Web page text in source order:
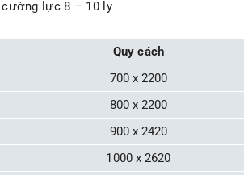
cường lực 8 – 10 ly
Quy cách
700 x 2200
800 x 2200
900 x 2420
1000 x 2620